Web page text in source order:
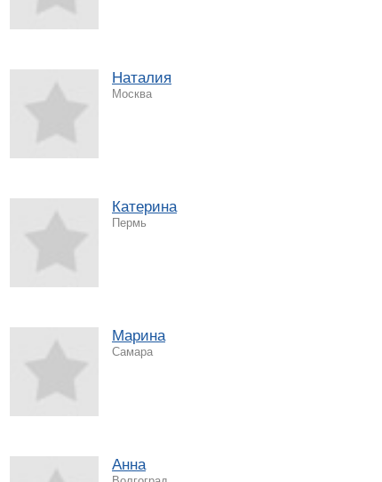
Наталия
Москва
Катерина
Пермь
Марина
Самара
Анна